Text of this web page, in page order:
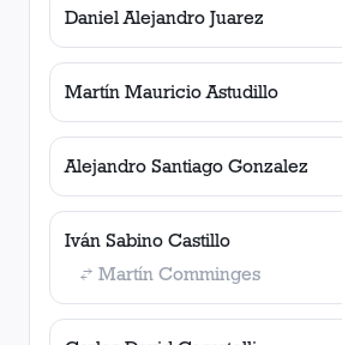
Daniel Alejandro Juarez
Martín Mauricio Astudillo
Alejandro Santiago Gonzalez
Iván Sabino Castillo
Martín Comminges